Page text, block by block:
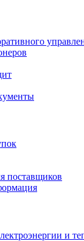
поставщиков
и